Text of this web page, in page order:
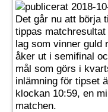
2018-
Det går nu att börja
tippas
lag som vinner guld
åker ut i semifinal
mål som görs i
inlämning för tipset
klockan 10:59, en
matchen.